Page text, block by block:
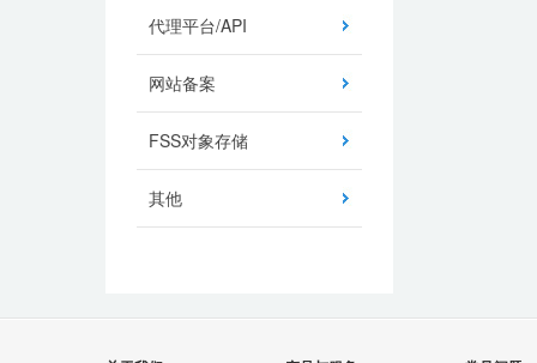
代理平台/API
网站备案
FSS对象存储
其他